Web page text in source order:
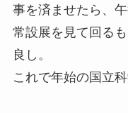
事を済ませたら、
常設展を見て回る
良し。
これで年始の国立